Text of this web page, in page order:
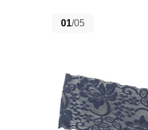
01/05